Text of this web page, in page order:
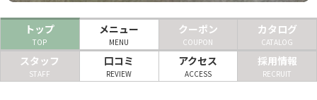
リラクゼーションサロン
美容クリニック
トップ
TOP
メニュー
MENU
クーポン
COUPON
カタログ
CATALOG
スタッフ
STAFF
口コミ
REVIEW
アクセス
ACCESS
採用情報
RECRUIT